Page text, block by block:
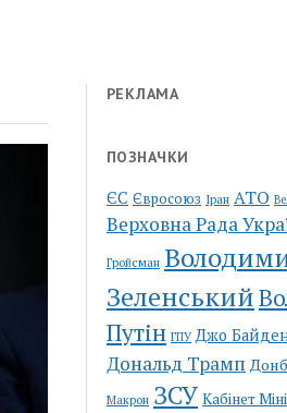
РЕКЛАМА
ПОЗНАЧКИ
ЄС Євросоюз Іран АТО
Верховна Рада
Гройсман
Зеленський
Путін ГПУ Джо
Дональд Трамп
Макрон ЗСУ Кабінет